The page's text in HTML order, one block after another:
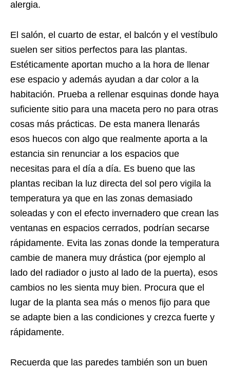
alergia.
El salón, el cuarto de estar, el balcón y el vestíbulo
suelen ser sitios perfectos para las plantas.
Estéticamente aportan mucho a la hora de llenar
ese espacio y además ayudan a dar color a la
habitación. Prueba a rellenar esquinas donde haya
suficiente sitio para una maceta pero no para otras
cosas más prácticas. De esta manera llenarás
esos huecos con algo que realmente aporta a la
estancia sin renunciar a los espacios que
necesitas para el día a día. Es bueno que las
plantas reciban la luz directa del sol pero vigila la
temperatura ya que en las zonas demasiado
soleadas y con el efecto invernadero que crean las
ventanas en espacios cerrados, podrían secarse
rápidamente. Evita las zonas donde la temperatura
cambie de manera muy drástica (por ejemplo al
lado del radiador o justo al lado de la puerta), esos
cambios no les sienta muy bien. Procura que el
lugar de la planta sea más o menos fijo para que
se adapte bien a las condiciones y crezca fuerte y
rápidamente.
Recuerda que las paredes también son un buen